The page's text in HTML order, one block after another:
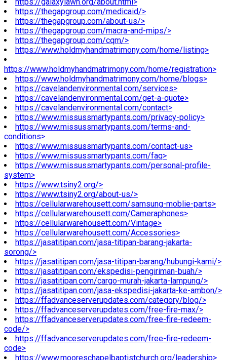
https://galaxylawn.org/about.html>
https://thegapgroup.com/medicaid/>
https://thegapgroup.com/about-us/>
https://thegapgroup.com/macra-and-mips/>
https://thegapgroup.com/cqm/>
https://www.holdmyhandmatrimony.com/home/listing>
https://www.holdmyhandmatrimony.com/home/registration>
https://www.holdmyhandmatrimony.com/home/blogs>
https://cavelandenvironmental.com/services>
https://cavelandenvironmental.com/get-a-quote>
https://cavelandenvironmental.com/contact>
https://www.missussmartypants.com/privacy-policy>
https://www.missussmartypants.com/terms-and-
conditions>
https://www.missussmartypants.com/contact-us>
https://www.missussmartypants.com/faq>
https://www.missussmartypants.com/personal-profile-
system>
https://www.tsiny2.org/>
https://www.tsiny2.org/about-us/>
https://cellularwarehousett.com/samsung-moblie-parts>
https://cellularwarehousett.com/Cameraphones>
https://cellularwarehousett.com/Vintage>
https://cellularwarehousett.com/Accessories>
https://jasatitipan.com/jasa-titipan-barang-jakarta-
sorong/>
https://jasatitipan.com/jasa-titipan-barang/hubungi-kami/>
https://jasatitipan.com/ekspedisi-pengiriman-buah/>
https://jasatitipan.com/cargo-murah-jakarta-lampung/>
https://jasatitipan.com/jasa-ekspedisi-jakarta-ke-ambon/>
https://ffadvanceserverupdates.com/category/blog/>
https://ffadvanceserverupdates.com/free-fire-max/>
https://ffadvanceserverupdates.com/free-fire-redeem-
code/>
https://ffadvanceserverupdates.com/free-fire-redeem-
code>
https://www.mooreschapelbaptistchurch.org/leadership>